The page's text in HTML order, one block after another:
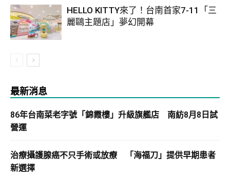
HELLO KITTY來了！台南首家7-11「三
麗鷗主題店」夢幻開幕
最新消息
86年台南菜老字號「錦霞樓」升級旗艦店 南紡8月8日試
營運
治療攝護腺癌不只手術或放療 「海福刀」提供早期患者
新選擇